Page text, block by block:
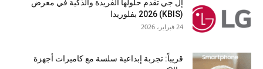
إل جي تقدم حلولها الفريدة والذكية في معرض
(KBIS) 2026 بفلوريدا
24 فبراير، 2026
قريباً: تجربة إبداعية سلسة مع كاميرات أجهزة